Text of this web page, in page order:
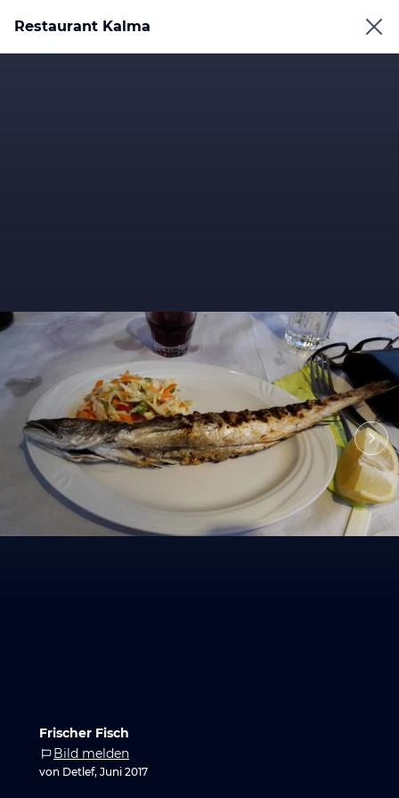
Restaurant Kalma
Frischer Fisch
Bild melden
von Detlef, Juni 2017